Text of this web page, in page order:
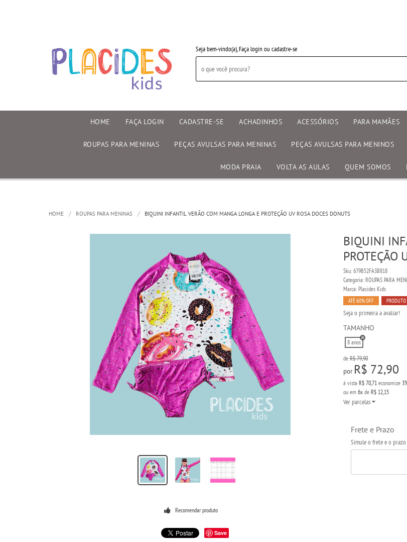
Seja bem-vindo(a), Faça login ou cadastre-se
HOME FAÇA LOGIN CADASTRE-SE ACHADINHOS ACESSÓRIOS PARA MAMÃES
ROUPAS PARA MENINAS PEÇAS AVULSAS PARA MENINAS PEÇAS AVULSAS PARA MENINOS
MODA PRAIA VOLTA AS AULAS QUEM SOMOS
HOME ROUPAS PARA MENINAS BIQUINI INFANTIL VERÃO COM MANGA LONGA E PROTEÇÃO UV ROSA DOCES DONUTS
Recomendar produto
Save
BIQUINI
PROTEÇÃO
Sku: 679B52FA3B818
Categoria: ROUPAS PARA
Marca: Placides Kids
ATÉ 60% OFF
Seja o primeira a avaliar!
TAMANHO
8 anos
de R$ 79,90
por R$ 72,90
à vista R$ 70,71economize
ou em 6xde R$ 12,15
Ver parcelas
Frete e Prazo
Simule o frete e o